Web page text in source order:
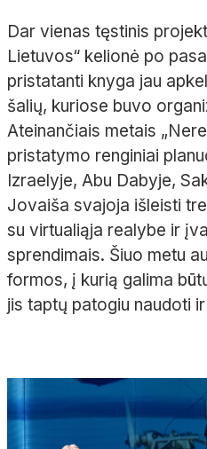
Dar vienas tęstinis
Lietuvos“ kelionė po
pristatanti knyga jau
šalių, kuriose buvo
Ateinančiais metais
pristatymo renginiai
Izraelyje, Abu Dabyje,
Jovaiša svajoja išleisti
su virtualiąja realybe ir
sprendimais. Šiuo metu
formos, į kurią galima
jis taptų patogiu naudoti